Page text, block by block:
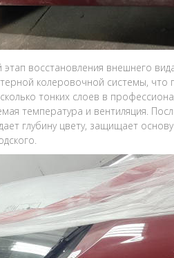
восстановления внешнего
колеровочной системы, что
тонких слоев в
температура и вентиляция.
глубину цвету, защищает